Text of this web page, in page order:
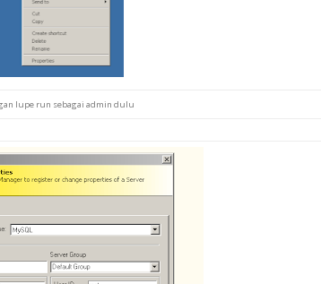
lupe run sebagai admin dulu